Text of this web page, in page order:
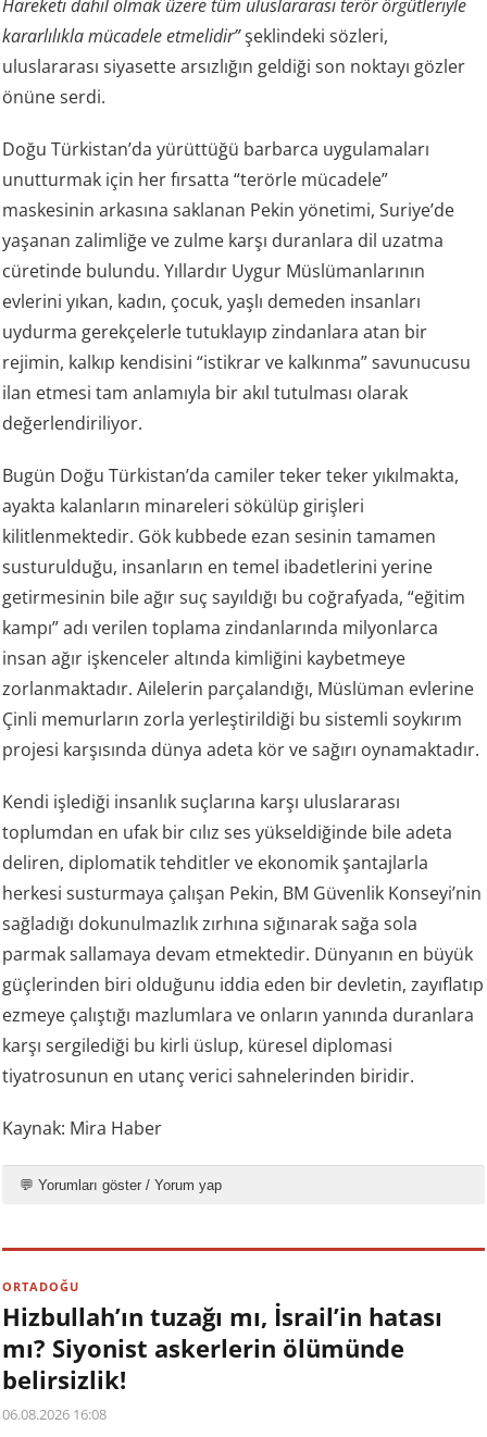
Hareketi dahil olmak üzere tüm uluslararası terör örgütleriyle
kararlılıkla mücadele etmelidir”şeklindeki sözleri,
uluslararası siyasette arsızlığın geldiği son noktayı gözler
önüne serdi.
Doğu Türkistan’da yürüttüğü barbarca uygulamaları
unutturmak için her fırsatta “terörle mücadele”
maskesinin arkasına saklanan Pekin yönetimi, Suriye’de
yaşanan zalimliğe ve zulme karşı duranlara dil uzatma
cüretinde bulundu. Yıllardır Uygur Müslümanlarının
evlerini yıkan, kadın, çocuk, yaşlı demeden insanları
uydurma gerekçelerle tutuklayıp zindanlara atan bir
rejimin, kalkıp kendisini “istikrar ve kalkınma” savunucusu
ilan etmesi tam anlamıyla bir akıl tutulması olarak
değerlendiriliyor.
Bugün Doğu Türkistan’da camiler teker teker yıkılmakta,
ayakta kalanların minareleri sökülüp girişleri
kilitlenmektedir. Gök kubbede ezan sesinin tamamen
susturulduğu, insanların en temel ibadetlerini yerine
getirmesinin bile ağır suç sayıldığı bu coğrafyada, “eğitim
kampı” adı verilen toplama zindanlarında milyonlarca
insan ağır işkenceler altında kimliğini kaybetmeye
zorlanmaktadır. Ailelerin parçalandığı, Müslüman evlerine
Çinli memurların zorla yerleştirildiği bu sistemli soykırım
projesi karşısında dünya adeta kör ve sağırı oynamaktadır.
Kendi işlediği insanlık suçlarına karşı uluslararası
toplumdan en ufak bir cılız ses yükseldiğinde bile adeta
deliren, diplomatik tehditler ve ekonomik şantajlarla
herkesi susturmaya çalışan Pekin, BM Güvenlik Konseyi’nin
sağladığı dokunulmazlık zırhına sığınarak sağa sola
parmak sallamaya devam etmektedir. Dünyanın en büyük
güçlerinden biri olduğunu iddia eden bir devletin, zayıflatıp
ezmeye çalıştığı mazlumlara ve onların yanında duranlara
karşı sergilediği bu kirli üslup, küresel diplomasi
tiyatrosunun en utanç verici sahnelerinden biridir.
Kaynak: Mira Haber
💬 Yorumları göster / Yorum yap
ORTADOĞU
Hizbullah’ın tuzağı mı, İsrail’in hatası
mı? Siyonist askerlerin ölümünde
belirsizlik!
06.08.2026 16:08